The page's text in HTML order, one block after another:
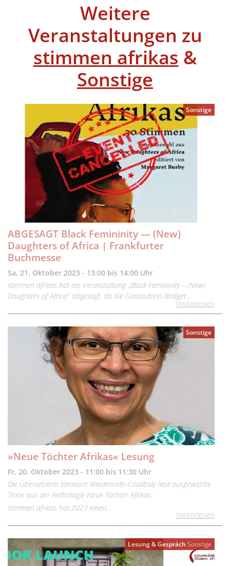
Weitere
Veranstaltungen zu
stimmen afrikas &
Sonstige
Sonstige
ABGESAGT Black Femininity — (New)
Daughters of Africa | Frankfurter
Buchmesse
Sa, 21. Oktober 2023 - 13:00 bis 14:00 Uhr
stimmen afrikas hat die Veranstaltung „Black Femininity – (New)
Daughters of Africa" abgesagt, da die Gastautorin Bridget…
Weiterlesen
Sonstige
»Neue Töchter Afrikas« Lesung
Fr, 20. Oktober 2023 - 11:00 bis 11:30 Uhr
Die Übersetzerin Eleonore Wiedenroth-Coulibaly liest ausgewählte
Texte aus der Anthologie Neue Töchter Afrikas.
stimmen afrikas hat 2023 einen…
Weiterlesen
Lesung & Gespräch Sonstige